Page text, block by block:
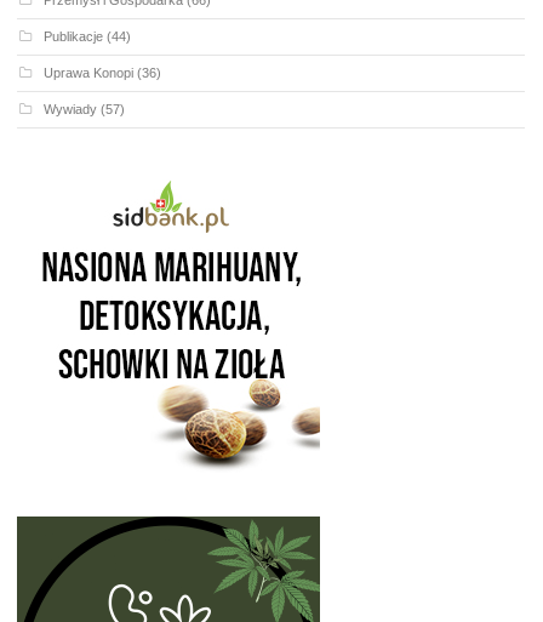
Publikacje (44)
Uprawa Konopi (36)
Wywiady (57)